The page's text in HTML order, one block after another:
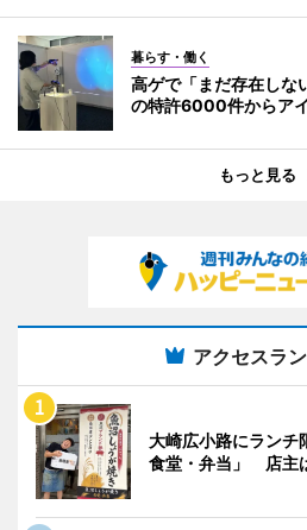
暮らす・働く
高ゲで「まだ存在し
の特許6000件からア
もっと見る
アクセスラ
大崎広小路にランチ
食堂・弁当」 店主